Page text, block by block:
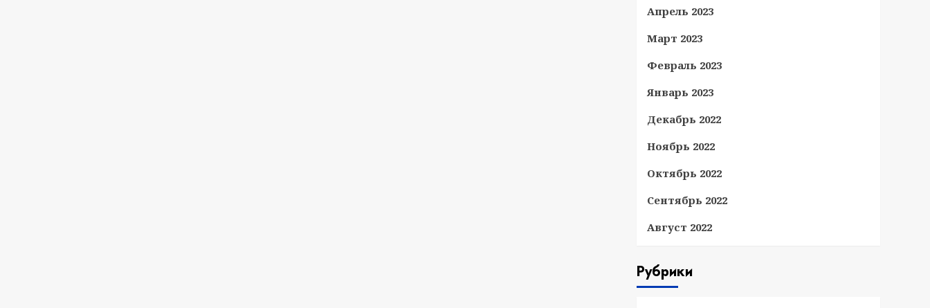
Апрель 2023
Март 2023
Февраль 2023
Январь 2023
Декабрь 2022
Ноябрь 2022
Октябрь 2022
Сентябрь 2022
Август 2022
Рубрики